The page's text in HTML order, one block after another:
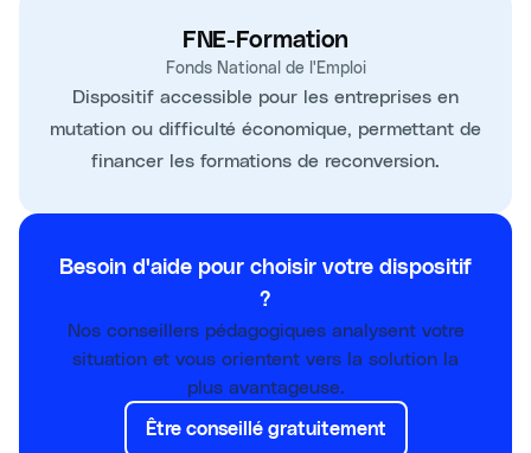
FNE-Formation
Fonds National de l'Emploi
Dispositif accessible pour les entreprises en
mutation ou difficulté économique, permettant de
financer les formations de reconversion.
Besoin d'aide pour choisir votre dispositif
?
Nos conseillers pédagogiques analysent votre
situation et vous orientent vers la solution la
plus avantageuse.
Être conseillé gratuitement